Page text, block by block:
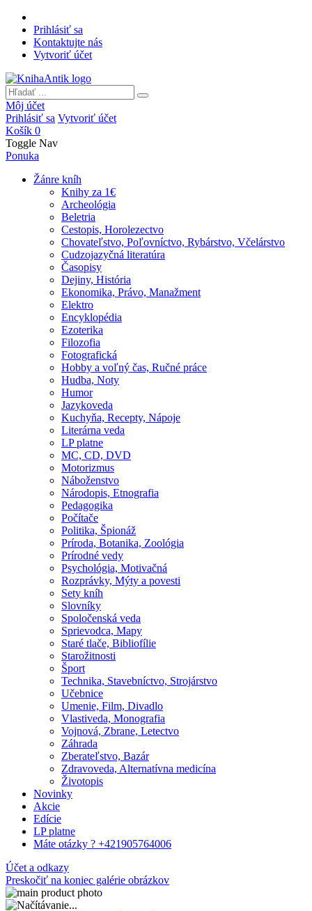
Prihlásiť sa
Kontaktujte nás
Vytvoriť účet
Môj účet
Prihlásiť sa Vytvoriť účet
Košík 0
Toggle Nav
Ponuka
Žánre kníh
Knihy za 1€
Archeológia
Beletria
Cestopis, Horolezectvo
Chovateľstvo, Poľovníctvo, Rybárstvo, Včelárstvo
Cudzojazyčná literatúra
Časopisy
Dejiny, História
Ekonomika, Právo, Manažment
Elektro
Encyklopédia
Ezoterika
Filozofia
Fotografická
Hobby a voľný čas, Ručné práce
Hudba, Noty
Humor
Jazykoveda
Kuchyňa, Recepty, Nápoje
Literárna veda
LP platne
MC, CD, DVD
Motorizmus
Náboženstvo
Národopis, Etnografia
Pedagogika
Počítače
Politika, Špionáž
Príroda, Botanika, Zoológia
Prírodné vedy
Psychológia, Motivačná
Rozprávky, Mýty a povesti
Sety kníh
Slovníky
Spoločenská veda
Sprievodca, Mapy
Staré tlače, Bibliofílie
Starožitnosti
Šport
Technika, Stavebníctvo, Strojárstvo
Učebnice
Umenie, Film, Divadlo
Vlastiveda, Monografia
Vojnová, Zbrane, Letectvo
Záhrada
Zberateľstvo, Bazár
Zdravoveda, Alternatívna medicína
Životopis
Novinky
Akcie
Edície
LP platne
Máte otázky ? +421905764006
Účet a odkazy
Preskočiť na koniec galérie obrázkov